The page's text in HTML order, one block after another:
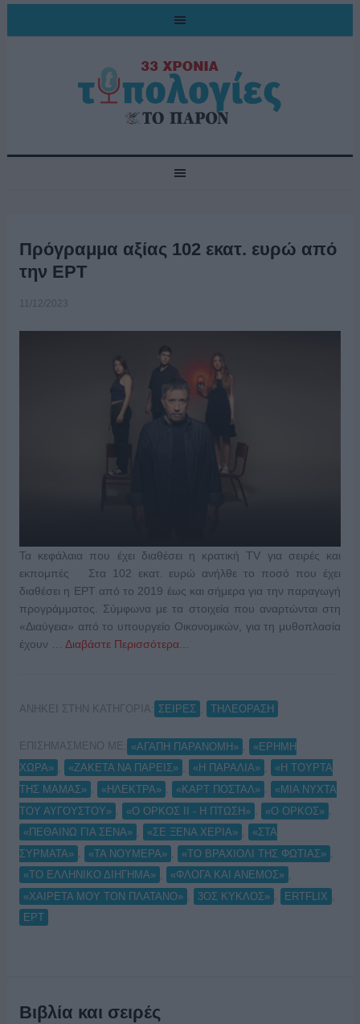
Πρόγραμμα αξίας 102 εκατ. ευρώ από
την ΕΡΤ
11/12/2023
Τα κεφάλαια που έχει διαθέσει η κρατική TV για σειρές και
εκπομπές Στα 102 εκατ. ευρώ ανήλθε το ποσό που έχει
διαθέσει η ΕΡΤ από το 2019 έως και σήμερα για την παραγωγή
προγράμματος. Σύμφωνα με τα στοιχεία που αναρτώνται στη
«Διαύγεια» από το υπουργείο Οικονομικών, για τη μυθοπλασία
έχουν … Διαβάστε Περισσότερα...
ΑΝΗΚΕΙ ΣΤΗΝ ΚΑΤΗΓΟΡΙΑ: ΣΕΙΡΕΣ ΤΗΛΕΟΡΑΣΗ
ΕΠΙΣΗΜΑΣΜΕΝΟ ΜΕ: «ΑΓΑΠΗ ΠΑΡΑΝΟΜΗ»
«ΕΡΗΜΗ
ΧΩΡΑ»
«ΖΑΚΕΤΑ ΝΑ ΠΑΡΕΙΣ» «Η ΠΑΡΑΛΙΑ»
«Η ΤΟΥΡΤΑ
ΤΗΣ ΜΑΜΑΣ»
«ΗΛΕΚΤΡΑ» «ΚΑΡΤ ΠΟΣΤΑΛ»
«ΜΙΑ ΝΥΧΤΑ
ΤΟΥ ΑΥΓΟΥΣΤΟΥ»
«Ο ΟΡΚΟΣ ΙΙ - Η ΠΤΩΣΗ» «Ο ΟΡΚΟΣ»
«ΠΕΘΑΙΝΩ ΓΙΑ ΣΕΝΑ»
«ΣΕ ΞΕΝΑ ΧΕΡΙΑ»
«ΣΤΑ
ΣΥΡΜΑΤΑ»
«ΤΑ ΝΟΥΜΕΡΑ» «ΤΟ ΒΡΑΧΙΟΛΙ ΤΗΣ ΦΩΤΙΑΣ»
«ΤΟ ΕΛΛΗΝΙΚΟ ΔΙΗΓΗΜΑ»
«ΦΛΟΓΑ ΚΑΙ ΑΝΕΜΟΣ»
«ΧΑΙΡΕΤΑ ΜΟΥ ΤΟΝ ΠΛΑΤΑΝΟ»
3ΟΣ ΚΥΚΛΟΣ» ERTFLIX
ΕΡΤ
Βιβλία και σειρές